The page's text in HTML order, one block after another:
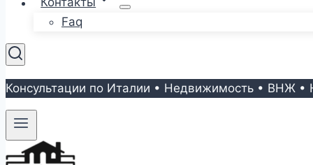
Faq
Консультации по Италии • Недвижимость • ВНЖ •